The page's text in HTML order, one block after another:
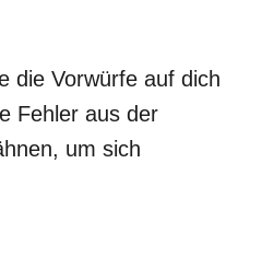
die Vorwürfe auf dich
Fehler aus der
um sich